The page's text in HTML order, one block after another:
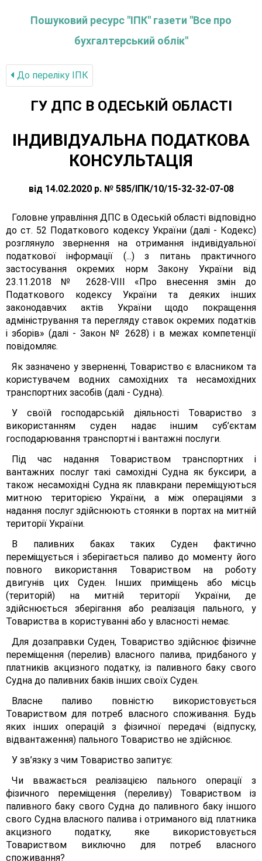
Пошуковий ресурс "ІПК" газети "Все про
бухгалтерський облік"
До переліку IПК
ГУ ДПС В ОДЕСЬКІЙ ОБЛАСТІ
ІНДИВІДУАЛЬНА ПОДАТКОВА
КОНСУЛЬТАЦІЯ
від 14.02.2020 р. № 585/ІПК/10/15-32-32-07-08
Головне управління ДПС в Одеській області відповідно
до ст. 52 Податкового кодексу України (далі - Кодекс)
розглянуло звернення на отримання індивідуальної
податкової інформації (...) з питань практичного
застосування окремих норм Закону України від
23.11.2018 № 2628-VІІІ «Про внесення змін до
Податкового кодексу України та деяких інших
законодавчих актів України щодо покращення
адміністрування та перегляду ставок окремих податків
і зборів» (далі - Закон № 2628) і в межах компетенції
повідомляє.
Як зазначено у зверненні, Товариство є власником та
користувачем водних самохідних та несамохідних
транспортних засобів (далі - Судна).
У своїй господарській діяльності Товариство з
використанням суден надає іншим суб’єктам
господарювання транспортні і вантажні послуги.
Під час надання Товариством транспортних і
вантажних послуг такі самохідні Судна як буксири, а
також несамохідні Судна як плавкрани переміщуються
митною територією України, а між операціями з
надання послуг здійснюють стоянки в портах на митній
території України.
В паливних баках таких Суден фактично
переміщується і зберігається паливо до моменту його
повного використання Товариством на роботу
двигунів цих Суден. Інших приміщень або місць
(територій) на митній території України, де
здійснюється зберігання або реалізація пального, у
Товариства в користуванні або у власності немає.
Для дозаправки Суден, Товариство здійснює фізичне
переміщення (перелив) власного палива, придбаного у
платників акцизного податку, із паливного баку свого
Судна до паливних баків інших своїх Суден.
Власне паливо повністю використовується
Товариством для потреб власного споживання. Будь
яких інших операцій з фізичної передачі (відпуску,
відвантаження) пального Товариство не здійснює.
У зв’язку з чим Товариство запитує:
Чи вважається реалізацією пального операції з
фізичного переміщення (переливу) Товариством із
паливного баку свого Судна до паливного баку іншого
свого Судна власного палива і отриманого від платника
акцизного податку, яке використовується
Товариством виключно для потреб власного
споживання?